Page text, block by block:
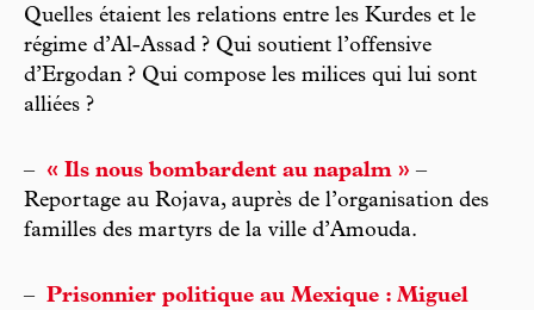
Quelles étaient les relations entre les Kurdes et le
régime d’Al-Assad ? Qui soutient l’offensive
d’Ergodan ? Qui compose les milices qui lui sont
alliées ?
– « Ils nous bombardent au napalm » –
Reportage au Rojava, auprès de l’organisation des
familles des martyrs de la ville d’Amouda.
– Prisonnier politique au Mexique : Miguel